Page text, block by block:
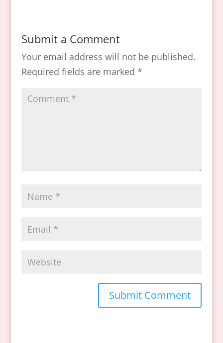
Submit a Comment
Your email address will not be published.
Required fields are marked *